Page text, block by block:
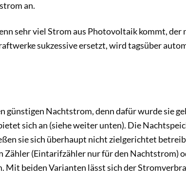
an.
sehr viel Strom aus Photovoltaik kommt, der
sukzessive ersetzt, wird tagsüber
Nachtstrom, denn dafür wurde sie
sich an (siehe weiter unten). Die
sie sich überhaupt nicht zielgerichtet
(Eintarifzähler nur für den Nachtstrom)
beiden Varianten lässt sich der